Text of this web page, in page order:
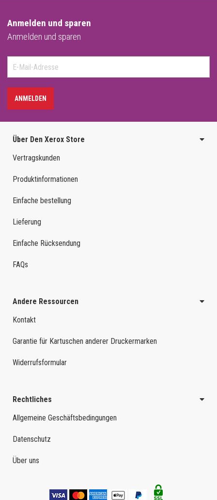
Anmelden und sparen
Anmelden und sparen
ANMELDEN
Über Den Xerox Store
Vertragskunden
Produktinformationen
Einfache bestellung
Lieferung
Einfache Rücksendung
FAQs
Andere Ressourcen
Kontakt
Garantie für Kartuschen anderer Druckermarken
Widerrufsformular
Rechtliches
Allgemeine Geschäftsbedingungen
Datenschutz
Über uns